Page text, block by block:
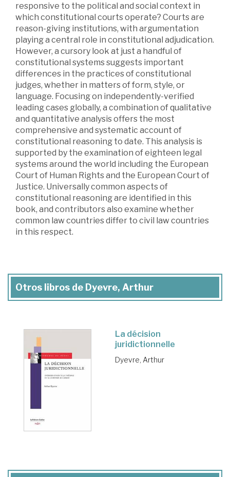
responsive to the political and social context in
which constitutional courts operate? Courts are
reason-giving institutions, with argumentation
playing a central role in constitutional adjudication.
However, a cursory look at just a handful of
constitutional systems suggests important
differences in the practices of constitutional
judges, whether in matters of form, style, or
language. Focusing on independently-verified
leading cases globally, a combination of qualitative
and quantitative analysis offers the most
comprehensive and systematic account of
constitutional reasoning to date. This analysis is
supported by the examination of eighteen legal
systems around the world including the European
Court of Human Rights and the European Court of
Justice. Universally common aspects of
constitutional reasoning are identified in this
book, and contributors also examine whether
common law countries differ to civil law countries
in this respect.
Otros libros de Dyevre, Arthur
La décision
juridictionnelle
Dyevre, Arthur